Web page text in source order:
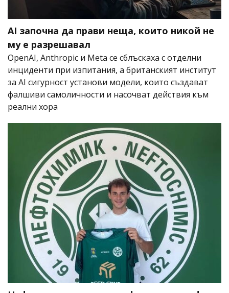
AI започна да прави неща, които никой не
му е разрешавал
OpenAI, Anthropic и Meta се сблъскаха с отделни
инциденти при изпитания, а британският институт
за AI сигурност установи модели, които създават
фалшиви самоличности и насочват действия към
реални хора